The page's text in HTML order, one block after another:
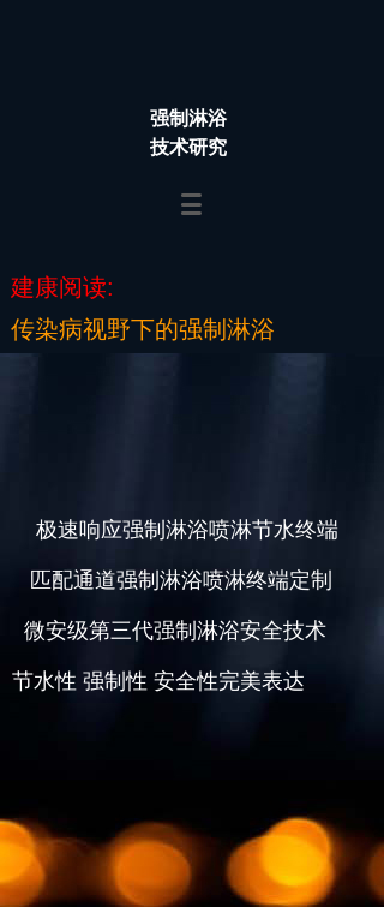
强制淋浴
技术研究
建康阅读:
传染病视野下的强制淋浴
极速响应强制淋浴喷淋节水终端
匹配通道强制淋浴喷淋终端定制
微安级第三代强制淋浴安全技术
节水性 强制性 安全性完美表达